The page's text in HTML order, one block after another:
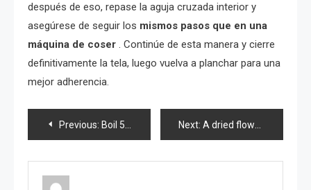
después de eso, repase la aguja cruzada interior y
asegúrese de seguir los mismos pasos que en una
máquina de coser . Continúe de esta manera y cierre
definitivamente la tela, luego vuelva a planchar para una
mejor adherencia.
Post
navigation
Previous: Boil 5 Garlic Cloves in Water: A Simple Solution to a Common Household Issue Next: A dried flower will instantly turn green and bloom from one teaspoon of this.